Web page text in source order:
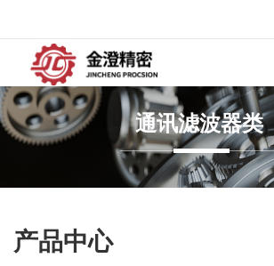
通讯滤波器类
产品中心